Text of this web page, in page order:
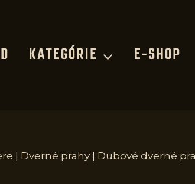
KATEGÓRIE E-SHOP
| Dverné prahy | Dubové dverné